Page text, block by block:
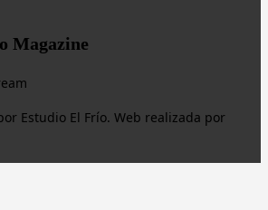
Magazine
Estudio El Frío. Web realizada por